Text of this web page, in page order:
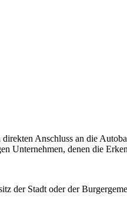
Anschluss an die
Unternehmen, denen die
der Stadt oder der